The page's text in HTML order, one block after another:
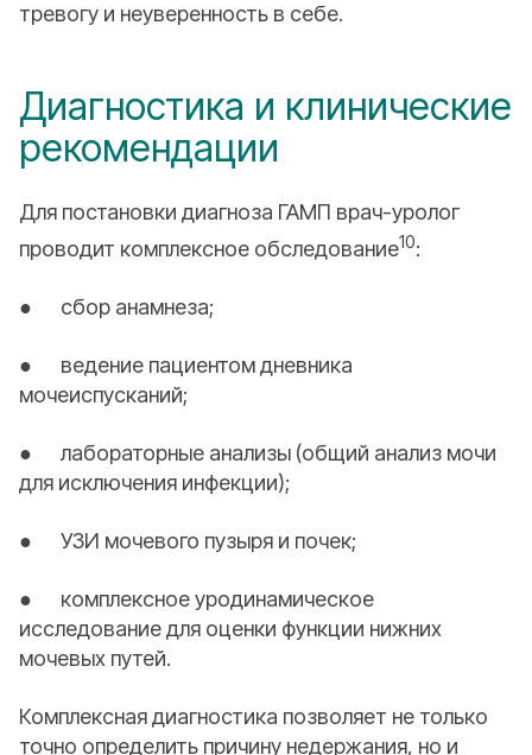
тревогу и неуверенность в себе.
Диагностика и клинические
рекомендации
Для постановки диагноза ГАМП врач-уролог
проводит комплексное обследование10:
● сбор анамнеза;
● ведение пациентом дневника
мочеиспусканий;
● лабораторные анализы (общий анализ мочи
для исключения инфекции);
● УЗИ мочевого пузыря и почек;
● комплексное уродинамическое
исследование для оценки функции нижних
мочевых путей.
Комплексная диагностика позволяет не только
точно определить причину недержания, но и